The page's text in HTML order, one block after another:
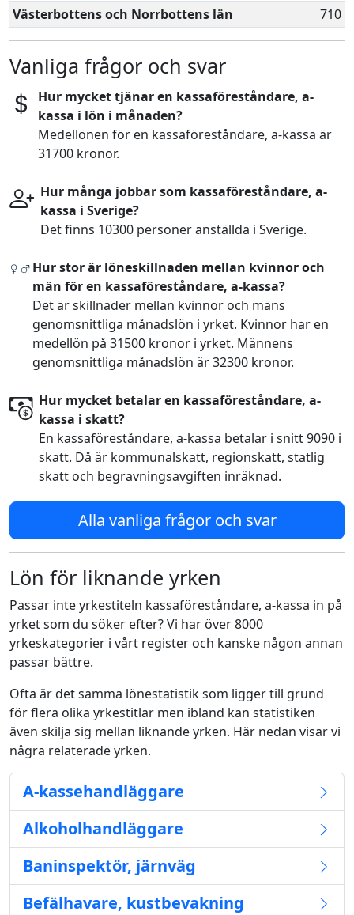
Västerbottens och Norrbottens län
710
Vanliga frågor och svar
Hur mycket tjänar en kassaföreståndare, a-
kassa i lön i månaden?
Medellönen för en kassaföreståndare, a-kassa är
31700 kronor.
Hur många jobbar som kassaföreståndare, a-
kassa i Sverige?
Det finns 10300 personer anställda i Sverige.
Hur stor är löneskillnaden mellan kvinnor och
män för en kassaföreståndare, a-kassa?
Det är skillnader mellan kvinnor och mäns
genomsnittliga månadslön i yrket. Kvinnor har en
medellön på 31500 kronor i yrket. Männens
genomsnittliga månadslön är 32300 kronor.
Hur mycket betalar en kassaföreståndare, a-
kassa i skatt?
En kassaföreståndare, a-kassa betalar i snitt 9090 i
skatt. Då är kommunalskatt, regionskatt, statlig
skatt och begravningsavgiften inräknad.
Alla vanliga frågor och svar
Lön för liknande yrken
Passar inte yrkestiteln kassaföreståndare, a-kassa in på
yrket som du söker efter? Vi har över 8000
yrkeskategorier i vårt register och kanske någon annan
passar bättre.
Ofta är det samma lönestatistik som ligger till grund
för flera olika yrkestitlar men ibland kan statistiken
även skilja sig mellan liknande yrken. Här nedan visar vi
några relaterade yrken.
A-kassehandläggare
Alkoholhandläggare
Baninspektör, järnväg
Befälhavare, kustbevakning